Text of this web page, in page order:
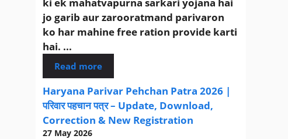
ki ek mahatvapurna sarkari yojana hai
jo garib aur zarooratmand parivaron
ko har mahine free ration provide karti
hai. ...
Read more
Haryana Parivar Pehchan Patra 2026 |
परिवार पहचान पत्र – Update, Download,
Correction & New Registration
27 May 2026